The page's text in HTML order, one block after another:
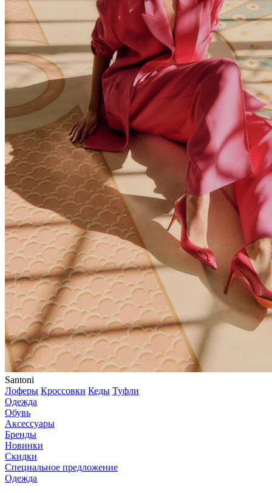
Santoni
Лоферы Кроссовки Кеды Туфли
Одежда
Обувь
Аксессуары
Бренды
Новинки
Скидки
Специальное предложение
Одежда